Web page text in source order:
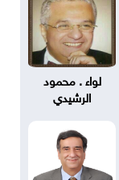
لواء . محمود
الرشيدي